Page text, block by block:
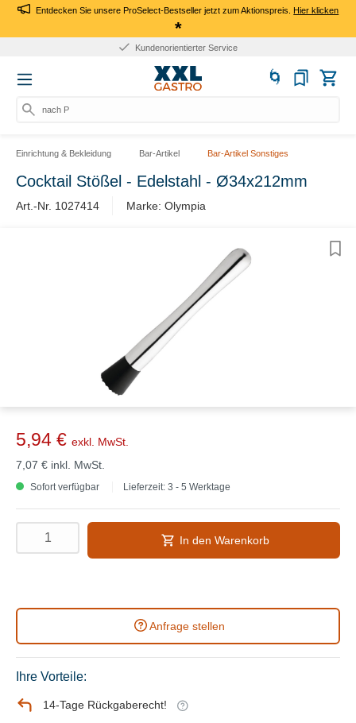
Entdecken Sie unsere ProSelect-Bestseller jetzt zum Aktionspreis.Hier klicken
*
Kundenorientierter Service
nach Pr
Einrichtung & Bekleidung Bar-Artikel Bar-Artikel Sonstiges
Cocktail Stößel - Edelstahl - Ø34x212mm
Art.-Nr. 1027414 Marke: Olympia
5,94 € exkl. MwSt.
7,07 € inkl. MwSt.
Sofort verfügbar Lieferzeit: 3 - 5 Werktage
In den Warenkorb
Anfrage stellen
Ihre Vorteile:
14-Tage Rückgaberecht!